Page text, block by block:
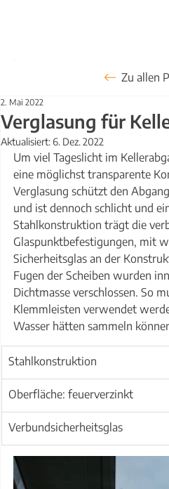
Verglasung für
2. Mai 2022
Aktualisiert: 6. Dez. 2022
Um viel Tageslicht im
eine möglichst transparente
Verglasung schützt den
und ist dennoch schlicht und
Stahlkonstruktion trägt die
Glaspunktbefestigungen, mit
Sicherheitsglas an der
Fugen der Scheiben wurden
Dichtmasse verschlossen. So
Klemmleisten verwendet
Wasser hätten sammeln
Stahlkonstruktion
Oberfläche: feuerverzinkt
Verbundsicherheitsglas
Zu allen